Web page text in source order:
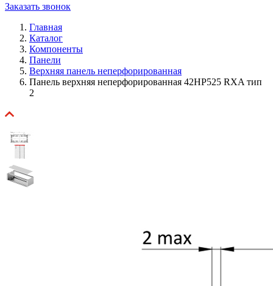
Заказать звонок
Главная
Каталог
Компоненты
Панели
Верхняя панель неперфорированная
Панель верхняя неперфорированная 42HP525 RXA тип
2